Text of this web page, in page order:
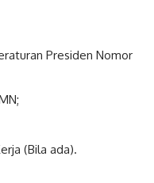
Presiden Nomor
(Bila ada).